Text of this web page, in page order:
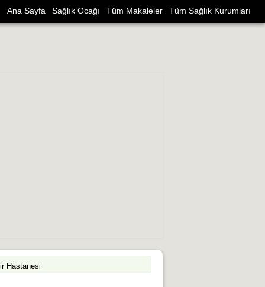
Ana Sayfa Sağlık Ocağı Tüm Makaleler Tüm Sağlık Kurumları
Hastanesi